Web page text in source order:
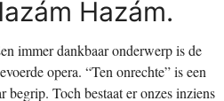
Hazám.
immer dankbaar onderwerp is de
opera. “Ten onrechte” is een
begrip. Toch bestaat er onzes inziens